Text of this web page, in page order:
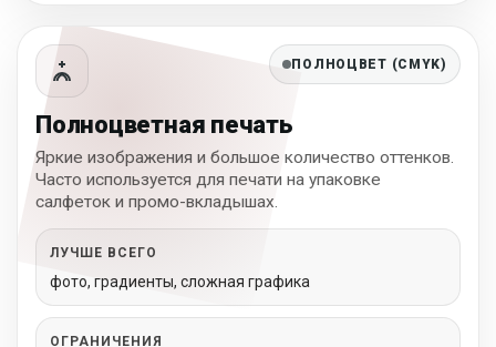
ПОЛНОЦВЕТ (CMYK)
Полноцветная печать
Яркие изображения и большое количество оттенков.
Часто используется для печати на упаковке
салфеток и промо-вкладышах.
ЛУЧШЕ ВСЕГО
фото, градиенты, сложная графика
ОГРАНИЧЕНИЯ